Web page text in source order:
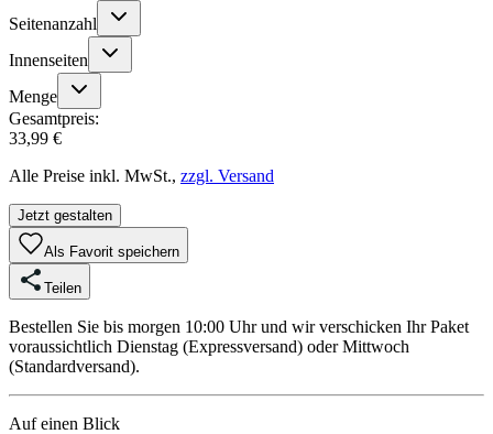
Seitenanzahl
Innenseiten
Menge
Gesamtpreis:
33,99 €
Alle Preise inkl. MwSt., zzgl. Versand
Jetzt gestalten
Als Favorit speichern
Teilen
Bestellen Sie bis morgen 10:00 Uhr und wir verschicken Ihr Paket
voraussichtlich Dienstag (Expressversand) oder Mittwoch
(Standardversand).
Auf einen Blick